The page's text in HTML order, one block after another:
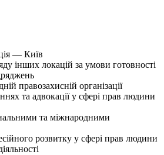
— Київ
інших локацій за умови готовності
правозахисній організації
та адвокації у сфері прав людини
та міжнародними
розвитку у сфері прав людини